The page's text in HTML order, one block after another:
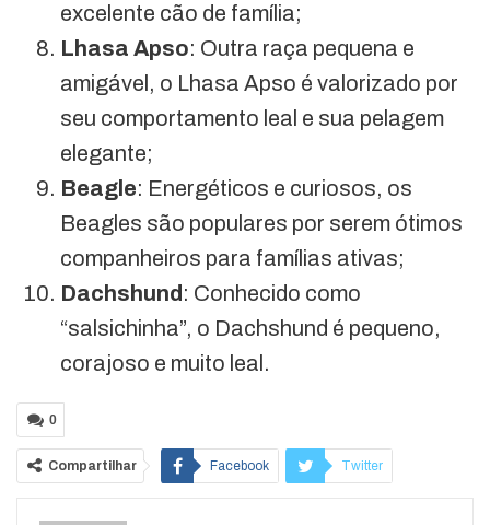
excelente cão de família;
Lhasa Apso: Outra raça pequena e
amigável, o Lhasa Apso é valorizado por
seu comportamento leal e sua pelagem
elegante;
Beagle: Energéticos e curiosos, os
Beagles são populares por serem ótimos
companheiros para famílias ativas;
Dachshund : Conhecido como
“salsichinha”, o Dachshund é pequeno,
corajoso e muito leal.
0
Compartilhar Facebook Twitter